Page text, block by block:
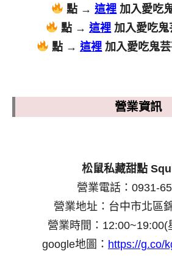
點 →這裡 加入愛吃
點 →這裡 加入愛吃
點 → 這裡 加入愛吃鬼
營業資訊
松鼠私藏甜點
營業電話：0931-
營業地址：台中市北區
營業時間：12:00~19:00(
google地圖： https://g.co/